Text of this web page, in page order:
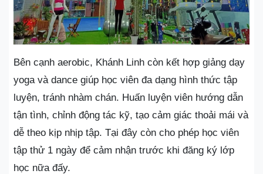
Bên cạnh aerobic, Khánh Linh còn kết hợp giảng dạy
yoga và dance giúp học viên đa dạng hình thức tập
luyện, tránh nhàm chán. Huấn luyện viên hướng dẫn
tận tình, chỉnh động tác kỹ, tạo cảm giác thoải mái và
dễ theo kịp nhịp tập. Tại đây còn cho phép học viên
tập thử 1 ngày để cảm nhận trước khi đăng ký lớp
học nữa đấy.